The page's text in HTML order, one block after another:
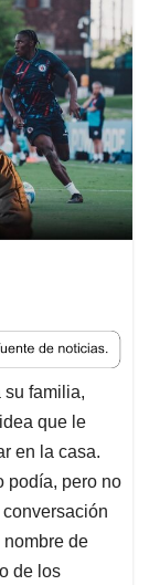
su familia,
que le
en la casa.
podía, pero no
de
de los